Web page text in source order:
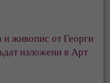
и живопис от Георги
изложени в Арт